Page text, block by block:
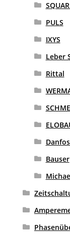
PULS
IXYS
Leber
Rittal
Bauser